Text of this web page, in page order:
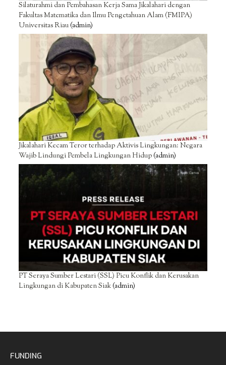
Silaturahmi dan Pembahasan Kerja Sama Jikalahari dengan
Fakultas Matematika dan Ilmu Pengetahuan Alam (FMIPA)
Universitas Riau(admin)
Jikalahari Kecam Teror terhadap Aktivis Lingkungan: Negara
Wajib Lindungi Pembela Lingkungan Hidup(admin)
PT Seraya Sumber Lestari (SSL) Picu Konflik dan Kerusakan
Lingkungan di Kabupaten Siak(admin)
FUNDING